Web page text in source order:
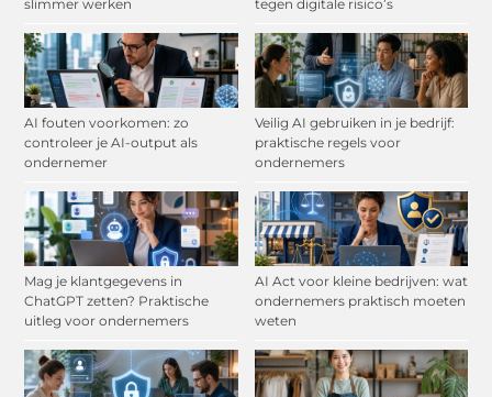
slimmer werken tegen digitale risico’s
AI fouten voorkomen: zo
controleer je AI-output als
ondernemer
Veilig AI gebruiken in je bedrijf:
praktische regels voor
ondernemers
Mag je klantgegevens in
ChatGPT zetten? Praktische
uitleg voor ondernemers
AI Act voor kleine bedrijven: wat
ondernemers praktisch moeten
weten